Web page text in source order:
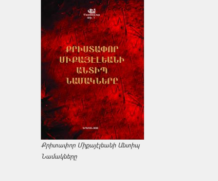
Քրիտափոր Միքայէլեանի Անտիպ
Նամակները